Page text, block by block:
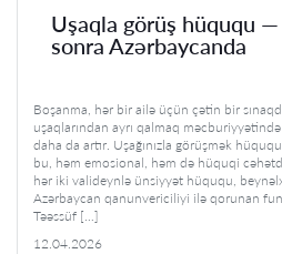
Uşaqla görüş hüququ
sonra Azərbaycanda
Boşanma, hər bir ailə üçün çətin bir
uşaqlarından ayrı qalmaq
daha da artır. Uşağınızla görüşmək
bu, həm emosional, həm də hüquqi
hər iki valideynlə ünsiyyət hüququ,
Azərbaycan qanunvericiliyi ilə qorunan
Təəssüf […]
12.04.2026